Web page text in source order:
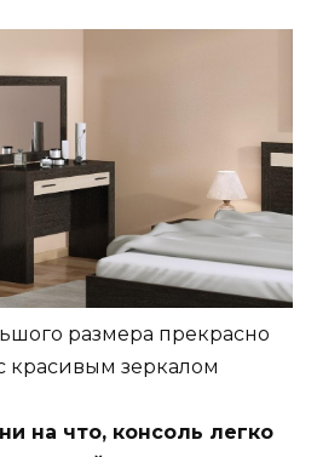
размера прекрасно
красивым зеркалом
на что, консоль легко